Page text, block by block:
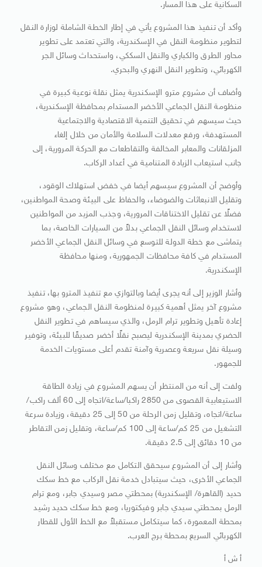
السكانية على هذا المسار.
وأكد أن تنفيذ هذا المشروع يأتي في إطار الخطة الشاملة لوزارة النقل
لتطوير منظومة النقل في الإسكندرية، والتي تعتمد على تطوير
محاور الطرق والكباري والنقل السككي، واستحداث وسائل الجر
الكهربائي، وتطوير النقل النهري والبحري.
وأضاف أن مشروع مترو الإسكندرية يمثل نقلة نوعية كبيرة في
منظومة النقل الجماعي الأخضر المستدام بمحافظة الإسكندرية،
حيث سيسهم في تحقيق التنمية الاقتصادية والاجتماعية
المستهدفة، ورفع معدلات السلامة والأمان من خلال إلغاء
المزلقانات والمعابر المخالفة والتقاطعات مع الحركة المرورية، إلى
جانب استيعاب الزيادة المتنامية في أعداد الركاب.
وأوضح أن المشروع سيسهم أيضا في خفض استهلاك الوقود،
وتقليل الانبعاثات والضوضاء، والحفاظ على البيئة وصحة المواطنين،
فضلًا عن تقليل الاختناقات المرورية، وجذب المزيد من المواطنين
لاستخدام وسائل النقل الجماعي بدلاً من السيارات الخاصة، بما
يتماشى مع خطة الدولة للتوسع في وسائل النقل الجماعي الأخضر
المستدام في كافة محافظات الجمهورية، ومنها محافظة
الإسكندرية.
وأشار الوزير إلى أنه يجرى أيضا وبالتوازي مع تنفيذ المترو بها، تنفيذ
مشروع آخر يمثل أهمية كبيرة لمنظومة النقل الجماعي، وهو مشروع
إعادة تأهيل وتطوير ترام الرمل، والذي سيساهم في تطوير النقل
الحضري بمدينة الإسكندرية ليصبح نقلًا أخضر صديقًا للبيئة، وتوفير
وسيلة نقل سريعة وعصرية وآمنة تقدم أعلى مستويات الخدمة
للجمهور.
ولفت إلى أنه من المنتظر أن يسهم المشروع في زيادة الطاقة
الاستيعابية القصوى من 2850 راكبا/ساعة/اتجاه إلى 60 ألف راكب/
ساعة/اتجاه، وتقليل زمن الرحلة من 50 إلى 25 دقيقة، وزيادة سرعة
التشغيل من 25 كم/ساعة إلى 100 كم/ساعة، وتقليل زمن التقاطر
من 10 دقائق إلى 2.5 دقيقة.
وأشار إلى أن المشروع سيحقق التكامل مع مختلف وسائل النقل
الجماعي الأخرى، حيث سيتبادل خدمة نقل الركاب مع خط سكك
حديد (القاهرة/ الإسكندرية) بمحطتي مصر وسيدي جابر، ومع ترام
الرمل بمحطتي سيدي جابر وفيكتوريا، ومع خط سكك حديد رشيد
بمحطة المعمورة، كما سيتكامل مستقبلاً مع الخط الأول للقطار
الكهربائي السريع بمحطة برج العرب.
أ ش أ